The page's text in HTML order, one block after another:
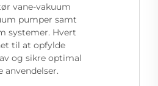
vane-vakuum
pumper samt
systemer. Hvert
til at opfylde
og sikre optimal
anvendelser.